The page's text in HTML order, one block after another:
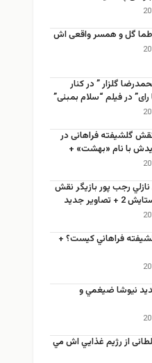
گل و همسر واقعی اش
گلزار ” در کنار
رای” در فیلم “سلام بمبئی”
گلشیفته فراهانی در
با نام «بهشت» +
نازلي رجب پور بازيگر نقش
جديد
فراهاني كيست؟ +
نيوشا ضيغمي و
از رژيم غذايي اش مي